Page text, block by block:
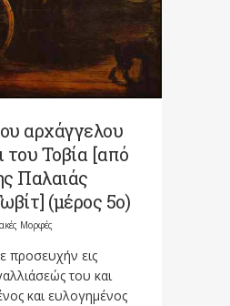
αρχάγγελου
Τοβία [από
Παλαιάς
(μέρος 5ο)
Μορφές
προσευχήν εις
του και
και ευλογημένος